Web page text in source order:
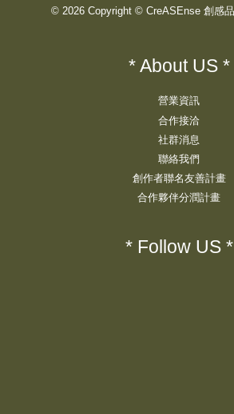
© 2026 Copyright © CreASEnse 創感
* About US *
營業資訊
合作接洽
社群消息
聯絡我們
創作者聯名友善計畫
合作夥伴分潤計畫
* Follow US *